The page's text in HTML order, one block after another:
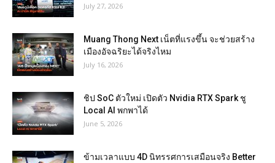
July 27, 2026
Muang Thong Next เน็ตที่แรงขึ้น จะช่วยสร้าง
เมืองอัจฉริยะได้จริงไหม
July 16, 2026
ชิป SoC ตัวใหม่ เปิดตัว Nvidia RTX Spark ชู
Local AI พกพาได้
June 5, 2026
ข้ามเวลาแบบ 4D นิทรรศการเสมือนจริง Better